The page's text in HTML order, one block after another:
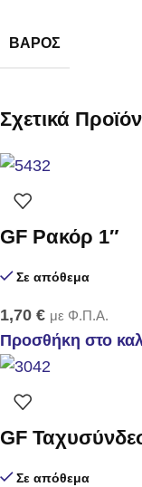
ΒΆΡΟΣ
Σχετικά
GF Ρακόρ 1″
Σε απόθεμα
1,70 € με Φ.Π.Α.
Προσθήκη στο
GF
Σε απόθεμα